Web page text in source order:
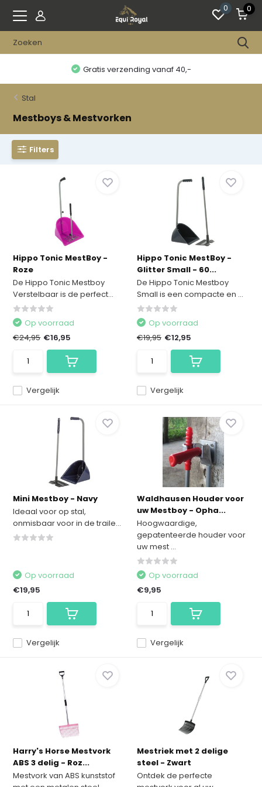
0 0
Gratis verzending vanaf 40,-
Stal
Mestboys & Mestvorken
Filters
Hippo Tonic MestBoy -
Roze
De Hippo Tonic Mestboy
Verstelbaar is de perfect...
Vergelijk
Op voorraad
€24,95 €16,95
Hippo Tonic MestBoy -
Glitter Small - 60...
De Hippo Tonic Mestboy
Small is een compacte en ...
Vergelijk
Op voorraad
€19,95 €12,95
Mini Mestboy - Navy
Ideaal voor op stal,
onmisbaar voor in de traile...
Vergelijk
Op voorraad
€19,95
Waldhausen Houder voor
uw Mestboy - Opha...
Hoogwaardige,
gepatenteerde houder voor
uw mest ...
Vergelijk
Op voorraad
€9,95
Harry's Horse Mestvork
ABS 3 delig - Roz...
Mestvork van ABS kunststof
Mestriek met 2 delige
steel - Zwart
Ontdek de perfecte